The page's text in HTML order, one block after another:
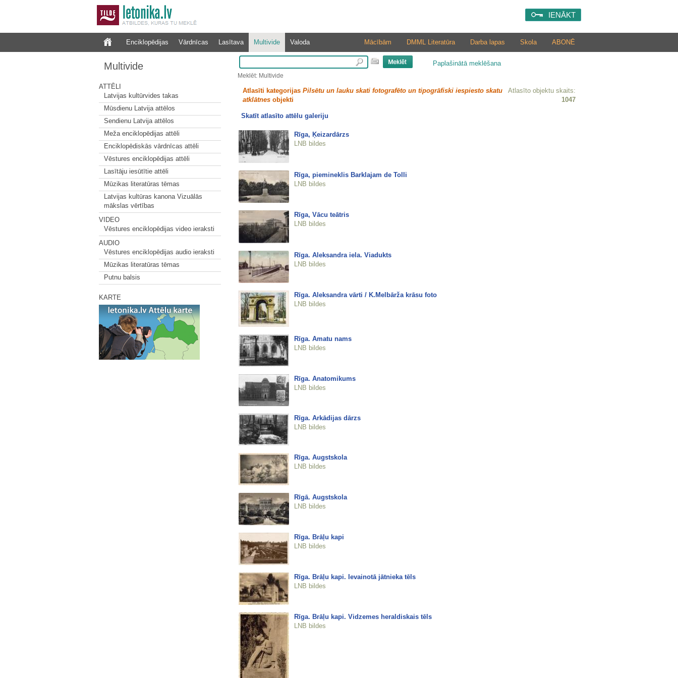
IENĀKT
Enciklopēdijas Vārdnīcas Lasītava Multivide Valoda ABONĒ
Skola
Darba lapas
DMML Literatūra
Mācībām
Multivide
ATTĒLI
Latvijas kultūrvides takas
Mūsdienu Latvija attēlos
Sendienu Latvija attēlos
Meža enciklopēdijas attēli
Enciklopēdiskās vārdnīcas attēli
Vēstures enciklopēdijas attēli
Lasītāju iesūtītie attēli
Mūzikas literatūras tēmas
Latvijas kultūras kanona Vizuālās
mākslas vērtības
VIDEO
Vēstures enciklopēdijas video ieraksti
AUDIO
Vēstures enciklopēdijas audio ieraksti
Mūzikas literatūras tēmas
Putnu balsis
KARTE
Paplašinātā meklēšana
Meklēt: Multivide
Atlasīti kategorijas Pilsētu un lauku skati fotografēto un tipogrāfiski iespiesto skatu
atklātnesobjekti
Atlasīto objektu skaits:
1047
Skatīt atlasīto attēlu galeriju
Rīga, Ķeizardārzs
LNB bildes
Rīga, piemineklis Barklajam de Tolli
LNB bildes
Rīga, Vācu teātris
LNB bildes
Rīga. Aleksandra iela. Viadukts
LNB bildes
Rīga. Aleksandra vārti / K.Melbārža krāsu foto
LNB bildes
Rīga. Amatu nams
LNB bildes
Rīga. Anatomikums
LNB bildes
Rīga. Arkādijas dārzs
LNB bildes
Rīga. Augstskola
LNB bildes
Rīgā. Augstskola
LNB bildes
Rīga. Brāļu kapi
LNB bildes
Rīga. Brāļu kapi. Ievainotā jātnieka tēls
LNB bildes
Rīga. Brāļu kapi. Vidzemes heraldiskais tēls
LNB bildes